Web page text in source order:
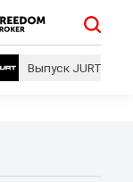
Выпуск JURT